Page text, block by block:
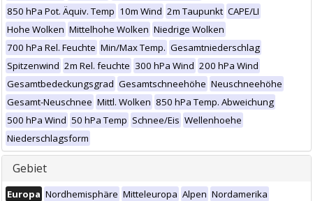
850 hPa Pot. Äquiv. Temp 10m Wind 2m Taupunkt CAPE/LI
Hohe Wolken Mittelhohe Wolken Niedrige Wolken
700 hPa Rel. Feuchte Min/Max Temp. Gesamtniederschlag
Spitzenwind 2m Rel. feuchte 300 hPa Wind 200 hPa Wind
Gesamtbedeckungsgrad Gesamtschneehöhe Neuschneehöhe
Gesamt-Neuschnee Mittl. Wolken 850 hPa Temp. Abweichung
500 hPa Wind 50 hPa Temp Schnee/Eis Wellenhoehe
Niederschlagsform
Gebiet
Europa Nordhemisphäre Mitteleuropa Alpen Nordamerika